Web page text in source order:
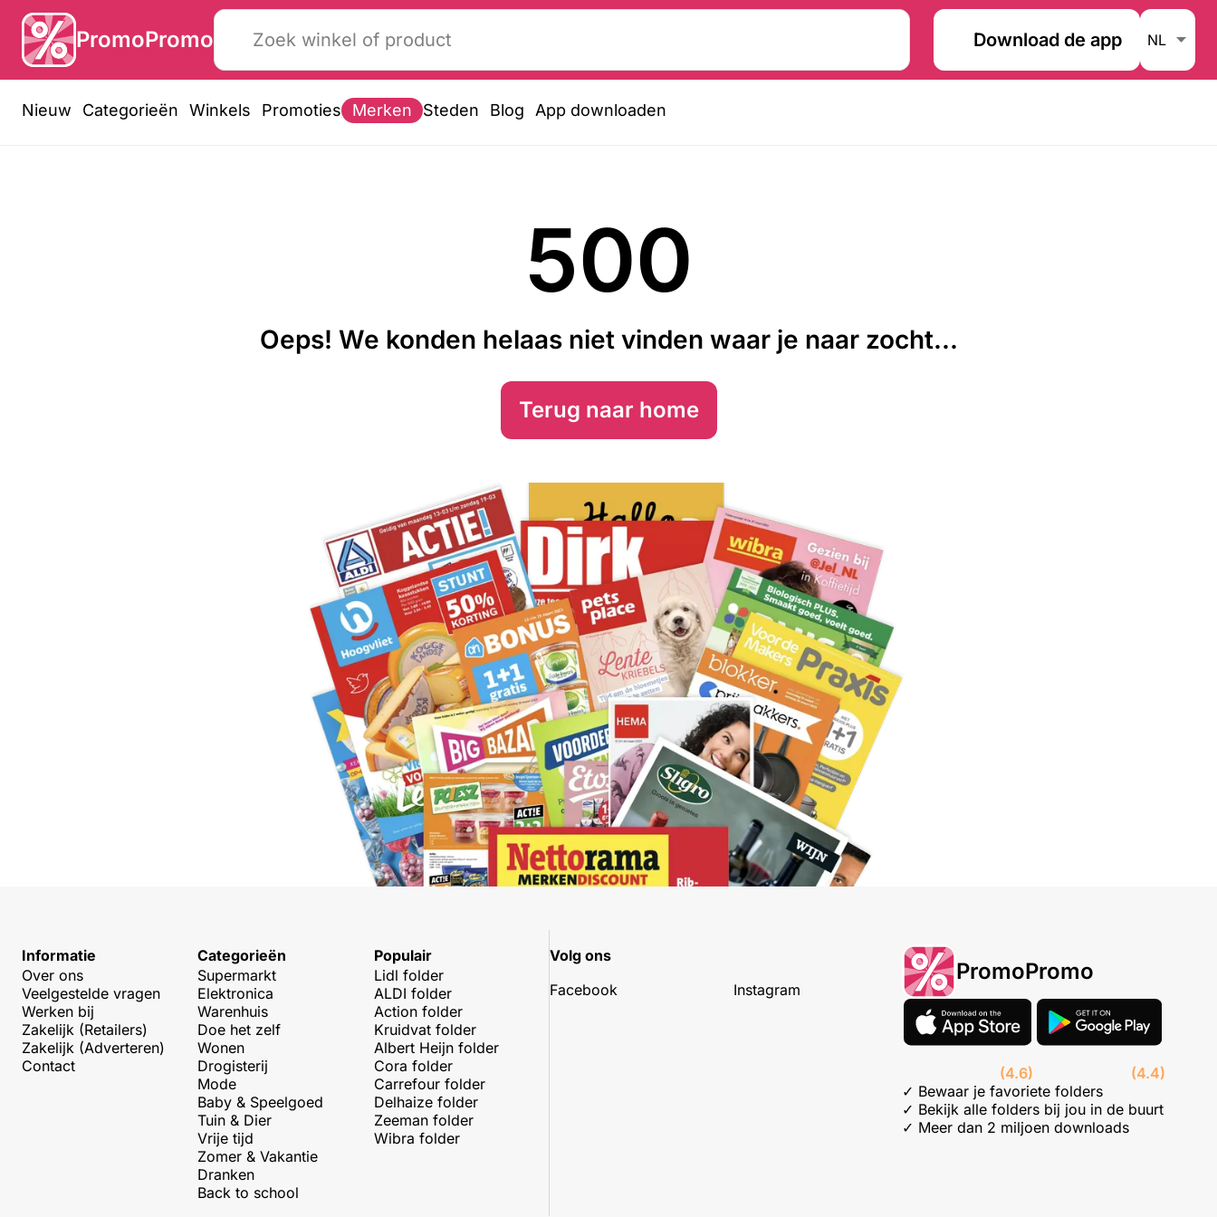
PromoPromo Download de app
Nieuw Categorieën Winkels Promoties Merken Steden Blog App downloaden
500
Oeps! We konden helaas niet vinden waar je naar zocht...
Terug naar home
Informatie
Over ons
Veelgestelde vragen
Werken bij
Zakelijk (Retailers)
Zakelijk (Adverteren)
Contact
Categorieën
Supermarkt
Elektronica
Warenhuis
Doe het zelf
Wonen
Drogisterij
Mode
Baby & Speelgoed
Tuin & Dier
Vrije tijd
Zomer & Vakantie
Dranken
Back to school
Populair
Lidl folder
ALDI folder
Action folder
Kruidvat folder
Albert Heijn folder
Cora folder
Carrefour folder
Delhaize folder
Zeeman folder
Wibra folder
Volg ons
Facebook
Instagram
PromoPromo
(4.6)
(4.4)
✓ Bewaar je favoriete folders
✓ Bekijk alle folders bij jou in de buurt
✓ Meer dan 2 miljoen downloads